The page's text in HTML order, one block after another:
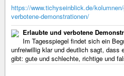
https://www.tichyseinblick.de/
verbotene-demonstrationen/
Erlaubte und verbotene
Im Tagesspiegel findet sich ein
unfreiwillig klar und deutlich sagt, dass
gibt: gute und schlechte, richtige und